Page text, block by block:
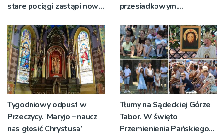
stare pociągi zastąpi nowy
przesiadkowym.
miejsc
Tygodniowy odpust w
Przeczycy. 'Maryjo – naucz
nas głosić Chrystusa’
Tłumy na Sądeckiej Górze
Tabor. W święto
Przemienienia Pańskiego